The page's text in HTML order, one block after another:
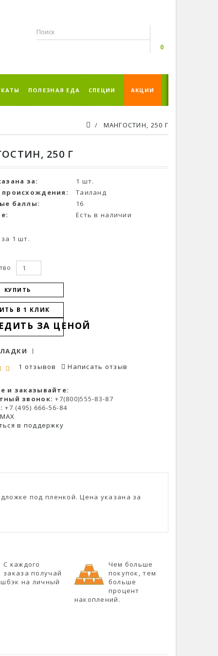
0
ПОЛЕЗНАЯ ЕДА СПЕЦИИ АКЦИИ
МАНГОСТИН, 250 Г
250 Г
за:
1 шт.
происхождения:
Таиланд
баллы:
16
Есть в наличии
за 1 шт.
КУПИТЬ
В 1 КЛИК
ЗА ЦЕНОЙ
1 отзывов
Написать отзыв
и заказывайте:
звонок: +7(800)555-83-87
+7 (495) 666-56-84
в поддержку
под пленкой. Цена указана за
С каждого
заказа получай
на личный
Чем больше
покупок, тем
больше
процент
накоплений.